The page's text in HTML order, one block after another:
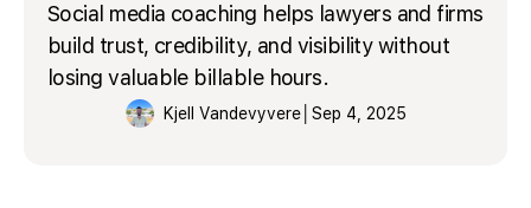
Social media coaching helps lawyers and firms
build trust, credibility, and visibility without
losing valuable billable hours.
Kjell Vandevyvere│ Sep 4, 2025